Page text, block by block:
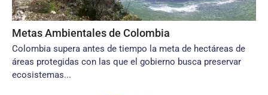
Metas Ambientales de Colombia
Colombia supera antes de tiempo la meta de hectáreas de
áreas protegidas con las que el gobierno busca preservar
ecosistemas...